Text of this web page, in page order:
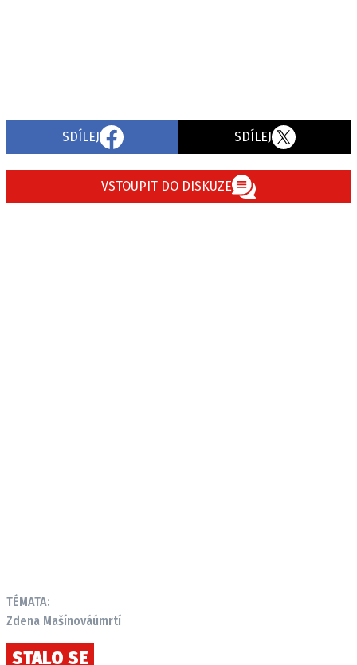
SDÍLEJ SDÍLEJ
VSTOUPIT DO DISKUZE
TÉMATA:
Zdena Mašínováúmrtí
STALO SE